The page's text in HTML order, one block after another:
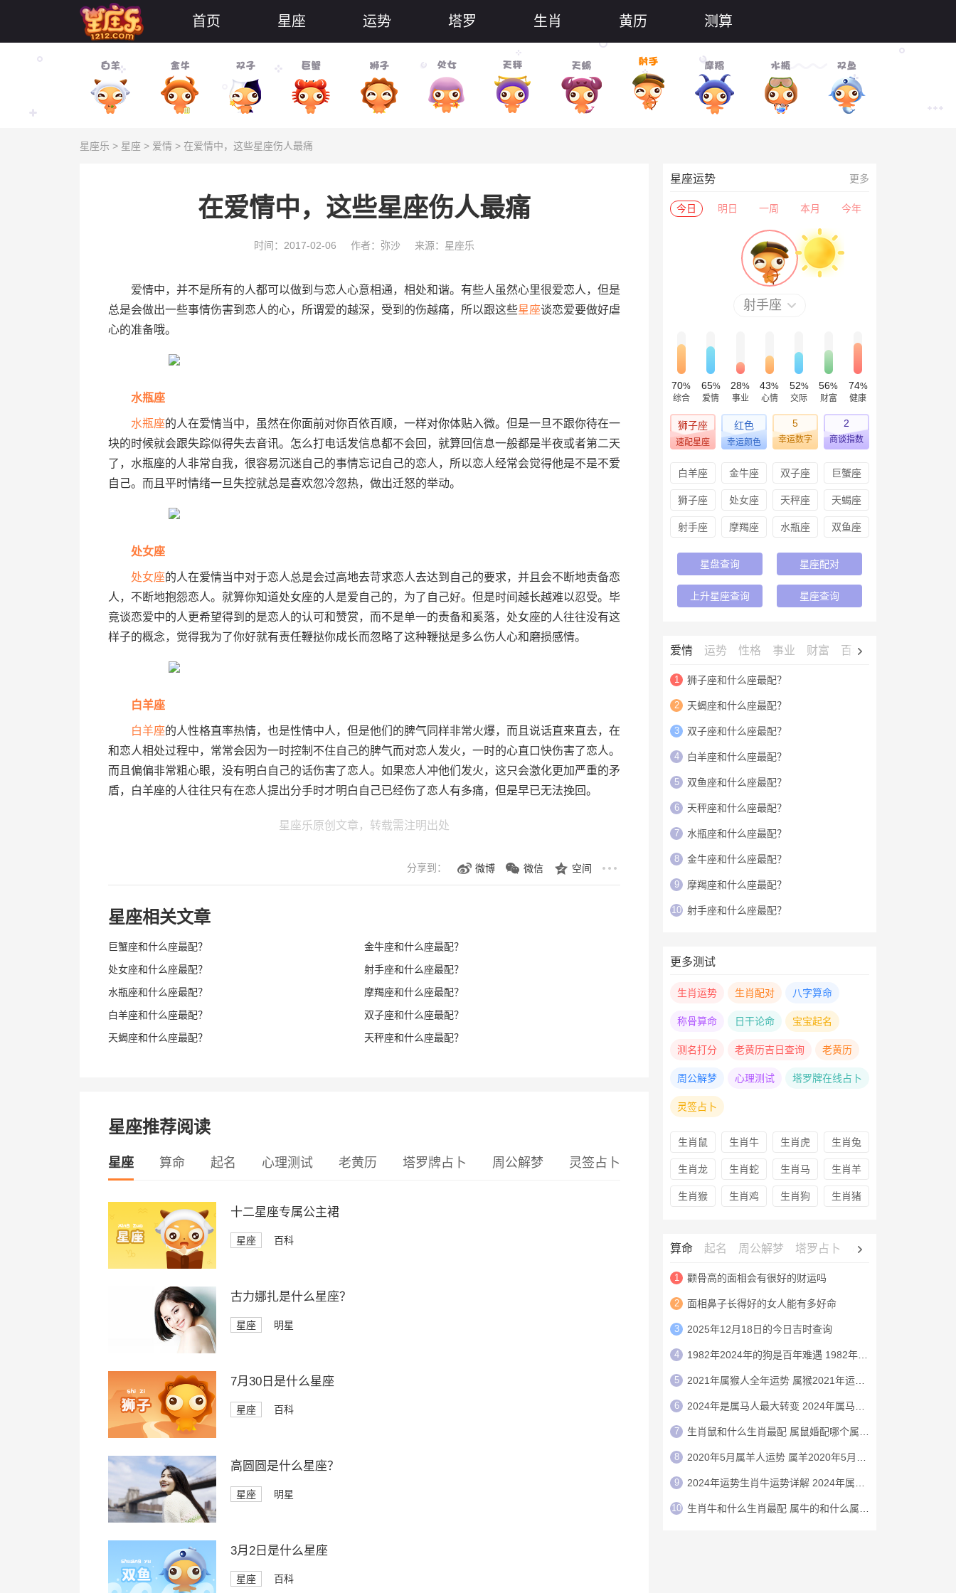
首页 星座 运势 塔罗 生肖 黄历 测算
星座乐 > 星座 > 爱情 > 在爱情中，这些星座伤人最痛
在爱情中，这些星座伤人最痛
时间：2017-02-06 作者：弥沙 来源：星座乐
爱情中，并不是所有的人都可以做到与恋人心意相通，相处和谐。有些人虽然心里很爱恋人，但是
总是会做出一些事情伤害到恋人的心，所谓爱的越深，受到的伤越痛，所以跟这些星座谈恋爱要做好虐
心的准备哦。
水瓶座
水瓶座的人在爱情当中，虽然在你面前对你百依百顺，一样对你体贴入微。但是一旦不跟你待在一
块的时候就会跟失踪似得失去音讯。怎么打电话发信息都不会回，就算回信息一般都是半夜或者第二天
了，水瓶座的人非常自我，很容易沉迷自己的事情忘记自己的恋人，所以恋人经常会觉得他是不是不爱
自己。而且平时情绪一旦失控就总是喜欢忽冷忽热，做出迁怒的举动。
处女座
处女座的人在爱情当中对于恋人总是会过高地去苛求恋人去达到自己的要求，并且会不断地责备恋
人，不断地抱怨恋人。就算你知道处女座的人是爱自己的，为了自己好。但是时间越长越难以忍受。毕
竟谈恋爱中的人更希望得到的是恋人的认可和赞赏，而不是单一的责备和奚落，处女座的人往往没有这
样子的概念，觉得我为了你好就有责任鞭挞你成长而忽略了这种鞭挞是多么伤人心和磨损感情。
白羊座
白羊座的人性格直率热情，也是性情中人，但是他们的脾气同样非常火爆，而且说话直来直去，在
和恋人相处过程中，常常会因为一时控制不住自己的脾气而对恋人发火，一时的心直口快伤害了恋人。
而且偏偏非常粗心眼，没有明白自己的话伤害了恋人。如果恋人冲他们发火，这只会激化更加严重的矛
盾，白羊座的人往往只有在恋人提出分手时才明白自己已经伤了恋人有多痛，但是早已无法挽回。
星座乐原创文章，转载需注明出处
分享到： 微博 微信 空间
星座相关文章
巨蟹座和什么座最配？
金牛座和什么座最配？
处女座和什么座最配？
射手座和什么座最配？
水瓶座和什么座最配？
摩羯座和什么座最配？
白羊座和什么座最配？
双子座和什么座最配？
天蝎座和什么座最配？
天秤座和什么座最配？
星座推荐阅读
星座 算命 起名 心理测试 老黄历 塔罗牌占卜 周公解梦 灵签占卜
十二星座专属公主裙
星座 百科
古力娜扎是什么星座？
星座 明星
7月30日是什么星座
星座 百科
高圆圆是什么星座？
星座 明星
3月2日是什么星座
星座 百科
星座运势 更多
今日 明日 一周 本月 今年
射手座
70%
综合
65%
爱情
28%
事业
43%
心情
52%
交际
56%
财富
74%
健康
狮子座
速配星座
红色
幸运颜色
5
幸运数字
2
商谈指数
白羊座 金牛座 双子座 巨蟹座
狮子座 处女座 天秤座 天蝎座
射手座 摩羯座 水瓶座 双鱼座
星盘查询 星座配对
上升星座查询 星座查询
爱情 运势 性格 事业 财富 百科
1 狮子座和什么座最配？
2 天蝎座和什么座最配？
3 双子座和什么座最配？
4 白羊座和什么座最配？
5 双鱼座和什么座最配？
6 天秤座和什么座最配？
7 水瓶座和什么座最配？
8 金牛座和什么座最配？
9 摩羯座和什么座最配？
10 射手座和什么座最配？
更多测试
生肖运势 生肖配对 八字算命
称骨算命 日干论命 宝宝起名
测名打分 老黄历吉日查询 老黄历
周公解梦 心理测试 塔罗牌在线占卜
灵签占卜
生肖鼠 生肖牛 生肖虎 生肖兔
生肖龙 生肖蛇 生肖马 生肖羊
生肖猴 生肖鸡 生肖狗 生肖猪
算命 起名 周公解梦 塔罗占卜 心理测试
1 颧骨高的面相会有很好的财运吗
2 面相鼻子长得好的女人能有多好命
3 2025年12月18日的今日吉时查询
4 1982年2024年的狗是百年难遇 1982年的狗在2024年怎么样
5 2021年属猴人全年运势 属猴2021年运势及运程
6 2024年是属马人最大转变 2024年属马人的全年运势
7 生肖鼠和什么生肖最配 属鼠婚配哪个属相最好
8 2020年5月属羊人运势 属羊2020年5月运程
9 2024年运势生肖牛运势详解 2024年属牛人的全年运势详解
10 生肖牛和什么生肖最配 属牛的和什么属相最配